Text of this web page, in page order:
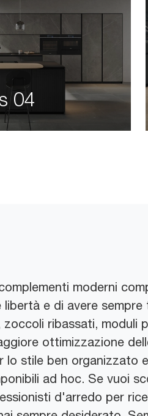
04
moderni
libertà e di avere
ribassati, moduli
ottimizzazione
stile ben organizzato
ad hoc. Se vuoi
d'arredo per